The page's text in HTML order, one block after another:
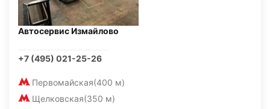
Автосервис Измайлово
+7 (495) 021-25-26
Первомайская(400 м)
Щелковская(350 м)